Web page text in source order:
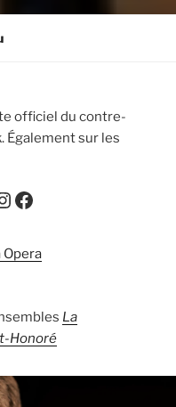
officiel du contre-
Également sur les
Facebook
La
Honoré